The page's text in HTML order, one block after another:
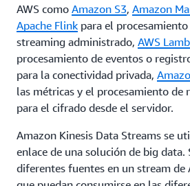
AWS como Amazon S3, Amazon
Apache Flink para el
streaming administrado, AWS
procesamiento de eventos o
para la conectividad privada,
las métricas y el procesamiento de
para el cifrado desde el servidor.
Amazon Kinesis Data Streams se
enlace de una solución de big data.
diferentes fuentes en un stream de